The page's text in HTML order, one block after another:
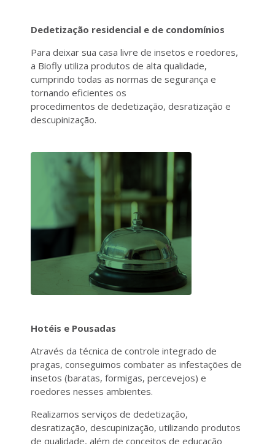
Dedetização residencial e de condomínios
Para deixar sua casa livre de insetos e roedores,
a Biofly utiliza produtos de alta qualidade,
cumprindo todas as normas de segurança e
tornando eficientes os
procedimentos de dedetização, desratização e
descupinização.
Hotéis e Pousadas
Através da técnica de controle integrado de
pragas, conseguimos combater as infestações de
insetos (baratas, formigas, percevejos) e
roedores nesses ambientes.
Realizamos serviços de dedetização,
desratização, descupinização, utilizando produtos
de qualidade, além de conceitos de educação